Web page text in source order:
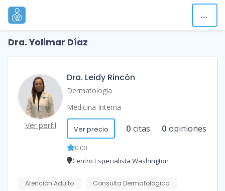
Dra. Yolimar Díaz
Ver perfil
Dra. Leidy Rincón
Dermatología
Medicina Interna
Ver precio 0 citas 0 opiniones
0.00
Centro Especialista Washington
Atención Adulto
Consulta Dermatológica